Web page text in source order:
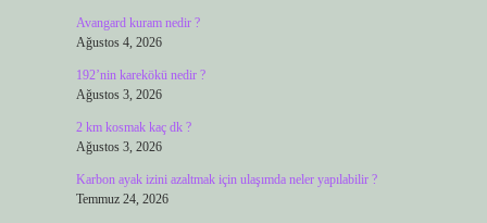
Avangard kuram nedir ?
Ağustos 4, 2026
192’nin karekökü nedir ?
Ağustos 3, 2026
2 km kosmak kaç dk ?
Ağustos 3, 2026
Karbon ayak izini azaltmak için ulaşımda neler yapılabilir ?
Temmuz 24, 2026